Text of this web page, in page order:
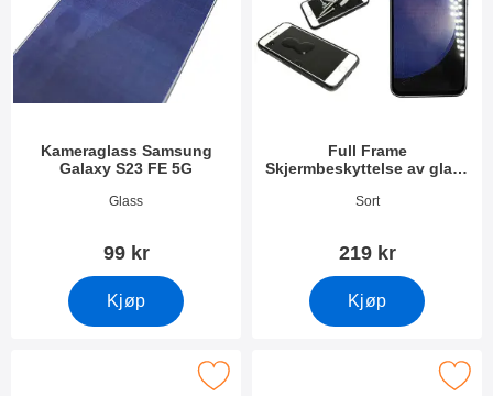
Kameraglass Samsung
Galaxy S23 FE 5G
Varenummer 49476
Glass
99 kr
Kjøp
Full Frame
Skjermbeskyttelse av glass
Varenummer 49475
Sort
219 kr
Kjøp
i herdet glass Samsung Galaxy S23 FE 5G som
Merk skjermbeskyttelse av glass